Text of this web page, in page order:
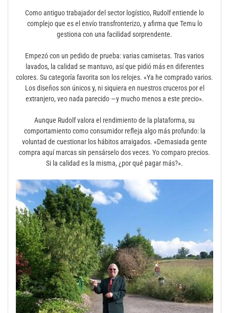
Como antiguo trabajador del sector logístico, Rudolf entiende lo
complejo que es el envío transfronterizo, y afirma que Temu lo
gestiona con una facilidad sorprendente.
Empezó con un pedido de prueba: varias camisetas. Tras varios
lavados, la calidad se mantuvo, así que pidió más en diferentes
colores. Su categoría favorita son los relojes. «Ya he comprado varios.
Los diseños son únicos y, ni siquiera en nuestros cruceros por el
extranjero, veo nada parecido —y mucho menos a este precio».
Aunque Rudolf valora el rendimiento de la plataforma, su
comportamiento como consumidor refleja algo más profundo: la
voluntad de cuestionar los hábitos arraigados. «Demasiada gente
compra aquí marcas sin pensárselo dos veces. Yo comparo precios.
Si la calidad es la misma, ¿por qué pagar más?».